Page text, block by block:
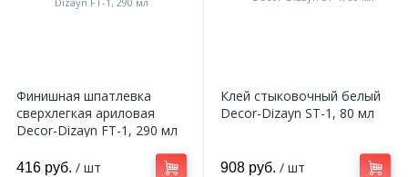
Финишная шпатлевка
сверхлегкая ариловая
Decor-Dizayn FT-1, 290 мл
416 руб. / шт
Клей стыковочный белый
Decor-Dizayn ST-1, 80 мл
908 руб. / шт